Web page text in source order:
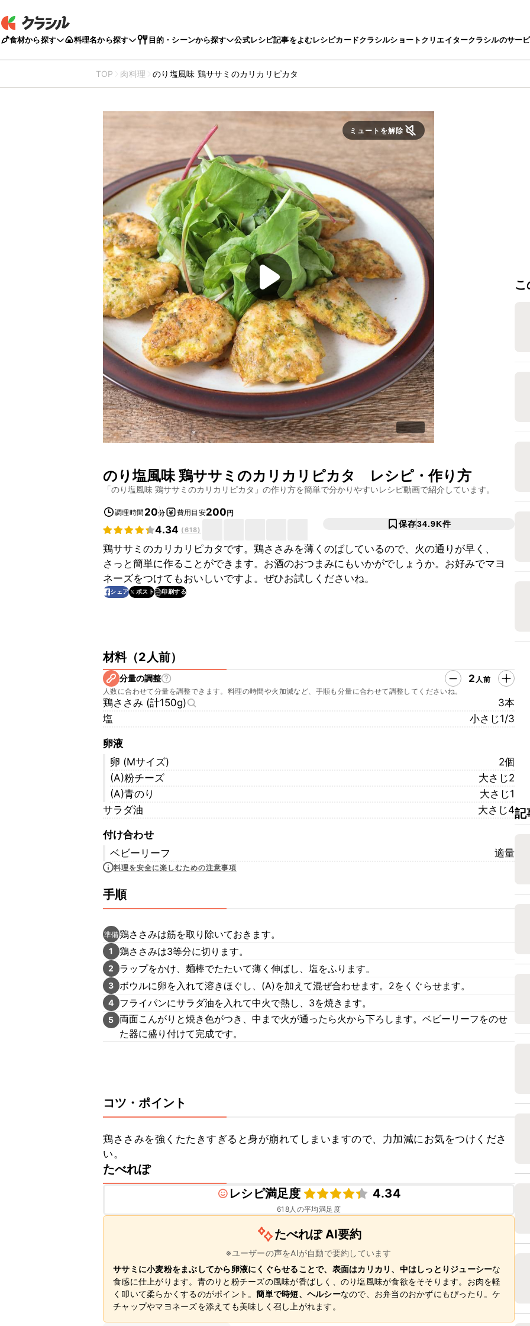
食材から探す 料理名から探す 目的・シーンから探す 公式レシピ記事をよむレシピカードクラシルショートクリエイタークラシルのサー
TOP 肉料理 のり塩風味 鶏ササミのカリカリピカタ
ミュートを解除
のり塩風味 鶏ササミのカリカリピカタ レシピ・作り方
「のり塩風味 鶏ササミのカリカリピカタ 」の作り方を簡単で分かりやすいレシピ動画で紹介しています。
調理時間 20分 費用目安200円
4.34 (618)
保存34.9K件
鶏ササミのカリカリピカタです。鶏ささみを薄くのばしているので、火の通りが早く、
さっと簡単に作ることができます。お酒のおつまみにもいかがでしょうか。お好みでマヨ
ネーズをつけてもおいしいですよ。ぜひお試しくださいね。
シェア ポスト 印刷する
材料（2人前）
分量の調整 2 人前
人数に合わせて分量を調整できます。料理の時間や火加減など、手順も分量に合わせて調整してくださいね。
鶏ささみ (計150g)
3本
塩
小さじ1/3
卵液
卵 (Mサイズ)
2個
(A)粉チーズ
大さじ2
(A)青のり
大さじ1
サラダ油
大さじ4
付け合わせ
ベビーリーフ
適量
料理を安全に楽しむための注意事項
手順
準備鶏ささみは筋を取り除いておきます。
1 鶏ささみは3等分に切ります。
2 ラップをかけ、麺棒でたたいて薄く伸ばし、塩をふります。
3 ボウルに卵を入れて溶きほぐし、(A)を加えて混ぜ合わせます。2をくぐらせます。
4 フライパンにサラダ油を入れて中火で熱し、3を焼きます。
5
両面こんがりと焼き色がつき、中まで火が通ったら火から下ろします。ベビーリーフをのせ
た器に盛り付けて完成です。
コツ・ポイント
鶏ささみを強くたたきすぎると身が崩れてしまいますので、力加減にお気をつけくださ
い。
たべれぽ
レシピ満足度
4.34
618人の平均満足度
たべれぽ AI要約
※ユーザーの声をAIが自動で要約しています
ササミに小麦粉をまぶしてから卵液にくぐらせることで、表面はカリカリ、中はしっとりジューシーな
食感に仕上がります。青のりと粉チーズの風味が香ばしく、のり塩風味が食欲をそそります。お肉を軽
く叩いて柔らかくするのがポイント。簡単で時短、ヘルシーなので、お弁当のおかずにもぴったり。ケ
チャップやマヨネーズを添えても美味しく召し上がれます。
記